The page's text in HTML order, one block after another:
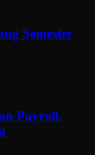
Semester
Payroll.